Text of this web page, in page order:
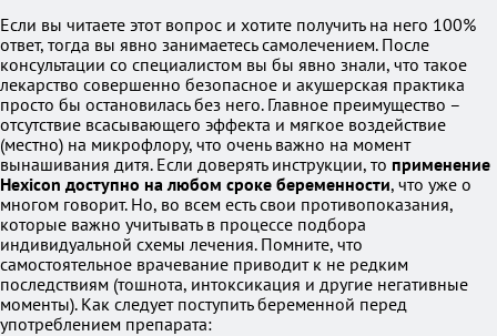
Если вы читаете этот вопрос и хотите получить на него 100%
ответ, тогда вы явно занимаетесь самолечением. После
консультации со специалистом вы бы явно знали, что такое
лекарство совершенно безопасное и акушерская практика
просто бы остановилась без него. Главное преимущество –
отсутствие всасывающего эффекта и мягкое воздействие
(местно) на микрофлору, что очень важно на момент
вынашивания дитя. Если доверять инструкции, то применение
Hexicon доступно на любом сроке беременности, что уже о
многом говорит. Но, во всем есть свои противопоказания,
которые важно учитывать в процессе подбора
индивидуальной схемы лечения. Помните, что
самостоятельное врачевание приводит к не редким
последствиям (тошнота, интоксикация и другие негативные
моменты). Как следует поступить беременной перед
употреблением препарата: